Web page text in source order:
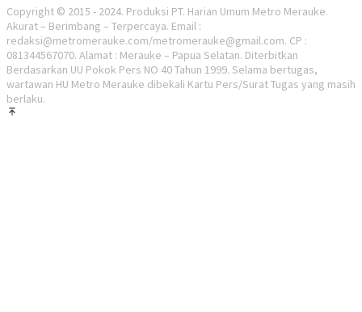
Copyright © 2015 - 2024. Produksi PT. Harian Umum Metro Merauke.
Akurat – Berimbang – Terpercaya. Email :
redaksi@metromerauke.com/metromerauke@gmail.com. CP :
081344567070. Alamat : Merauke – Papua Selatan. Diterbitkan
Berdasarkan UU Pokok Pers NO 40 Tahun 1999. Selama bertugas,
wartawan HU Metro Merauke dibekali Kartu Pers/Surat Tugas yang masih
berlaku.